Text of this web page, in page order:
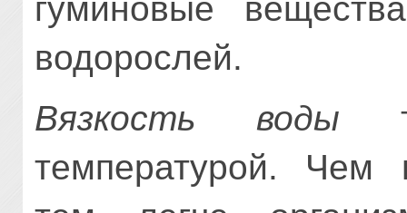
гуминовые
водорослей.
Вязкость воды
температурой. Чем